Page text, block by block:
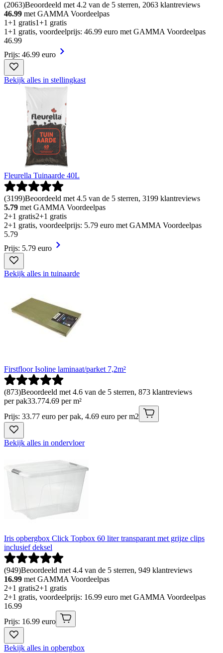
(2063)Beoordeeld met 4.2 van de 5 sterren, 2063 klantreviews
46.99 met GAMMA Voordeelpas
1+1 gratis1+1 gratis
1+1 gratis, voordeelprijs: 46.99 euro met GAMMA Voordeelpas
46.99
Prijs: 46.99 euro
Bekijk alles in stellingkast
Fleurella Tuinaarde 40L
(3199)Beoordeeld met 4.5 van de 5 sterren, 3199 klantreviews
5.79 met GAMMA Voordeelpas
2+1 gratis2+1 gratis
2+1 gratis, voordeelprijs: 5.79 euro met GAMMA Voordeelpas
5.79
Prijs: 5.79 euro
Bekijk alles in tuinaarde
Firstfloor Isoline laminaat/parket 7,2m²
(873)Beoordeeld met 4.6 van de 5 sterren, 873 klantreviews
per pak33.774.69 per m²
Prijs: 33.77 euro per pak, 4.69 euro per m2
Bekijk alles in ondervloer
Iris opbergbox Click Topbox 60 liter transparant met grijze clips
inclusief deksel
(949)Beoordeeld met 4.4 van de 5 sterren, 949 klantreviews
16.99 met GAMMA Voordeelpas
2+1 gratis2+1 gratis
2+1 gratis, voordeelprijs: 16.99 euro met GAMMA Voordeelpas
16.99
Prijs: 16.99 euro
Bekijk alles in opbergbox